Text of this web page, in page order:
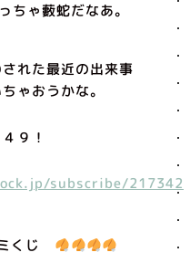
ちゃ藪蛇だなあ。
れた最近の出来事
ゃおうかな。
９！
subscribe/217342
くじ